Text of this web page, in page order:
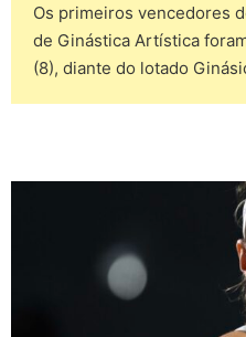
Os primeiros vencedores
de Ginástica Artística
(8), diante do lotado